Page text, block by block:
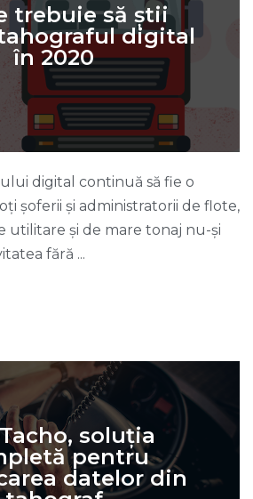
trebuie să știi
digital
în 2020
digital continuă să fie o
șoferii și administratorii de flote,
și de mare tonaj nu-și
fără ...
soluția
pentru
datelor din